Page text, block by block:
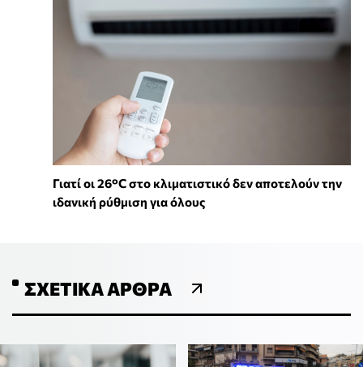
Γιατί οι 26°C στο κλιματιστικό δεν αποτελούν την
ιδανική ρύθμιση για όλους
ΣΧΕΤΙΚΆ ΆΡΘΡΑ